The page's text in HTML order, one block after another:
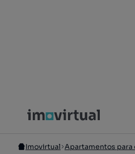
Imovirtual Apartamentos para